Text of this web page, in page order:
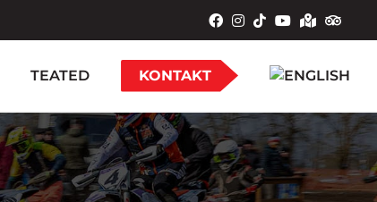
TEATED KONTAKT